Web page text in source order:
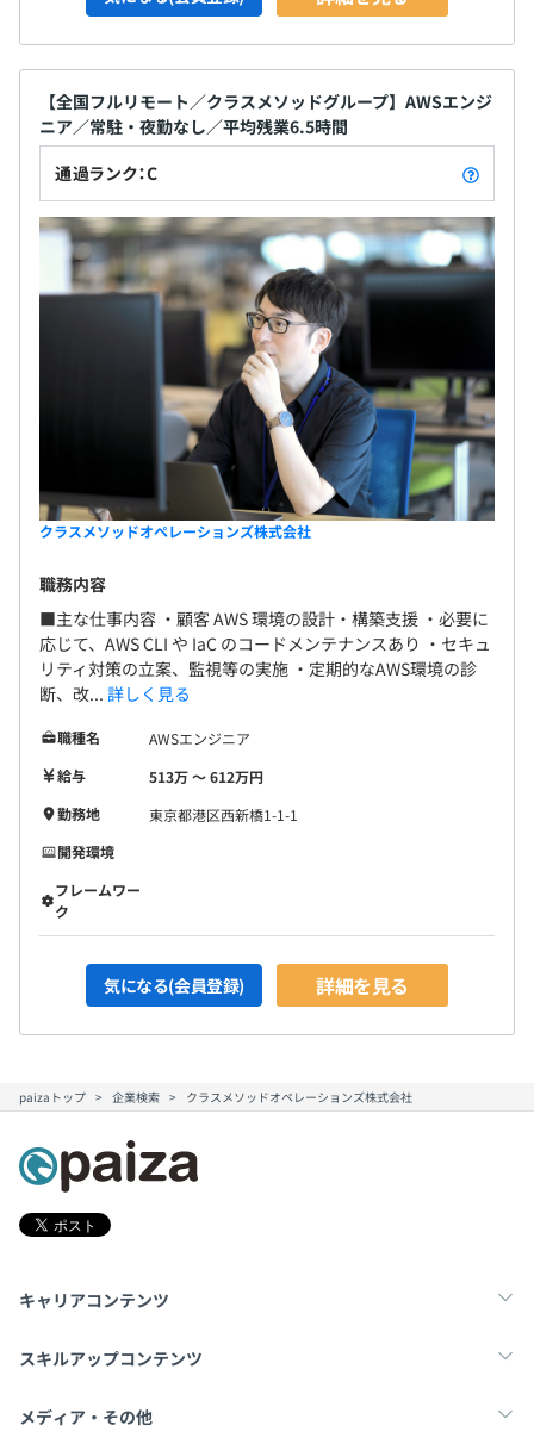
【全国フルリモート／クラスメソッドグループ】AWSエンジ
ニア／常駐・夜勤なし／平均残業6.5時間
通過ランク：C
クラスメソッドオペレーションズ株式会社
職務内容
■主な仕事内容 ・顧客 AWS 環境の設計・構築支援 ・必要に
応じて、AWS CLI や IaC のコードメンテナンスあり ・セキュ
リティ対策の立案、監視等の実施 ・定期的なAWS環境の診
断、改... 詳しく見る
職種名
AWSエンジニア
給与
513万 〜 612万円
勤務地
東京都港区西新橋1-1-1
開発環境
フレームワー
ク
気になる(会員登録) 詳細を見る
paizaトップ 企業検索 クラスメソッドオペレーションズ株式会社
キャリアコンテンツ
転職・キャリア
スキルアップコンテンツ
学習
メディア・その他